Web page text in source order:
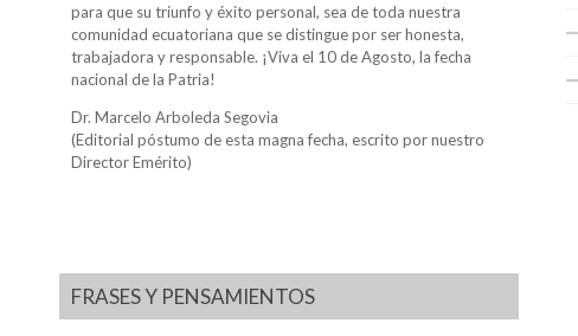
para que su triunfo y éxito personal, sea de toda nuestra
comunidad ecuatoriana que se distingue por ser honesta,
trabajadora y responsable. ¡Viva el 10 de Agosto, la fecha
nacional de la Patria!
Dr. Marcelo Arboleda Segovia
(Editorial póstumo de esta magna fecha, escrito por nuestro
Director Emérito)
FRASES Y PENSAMIENTOS